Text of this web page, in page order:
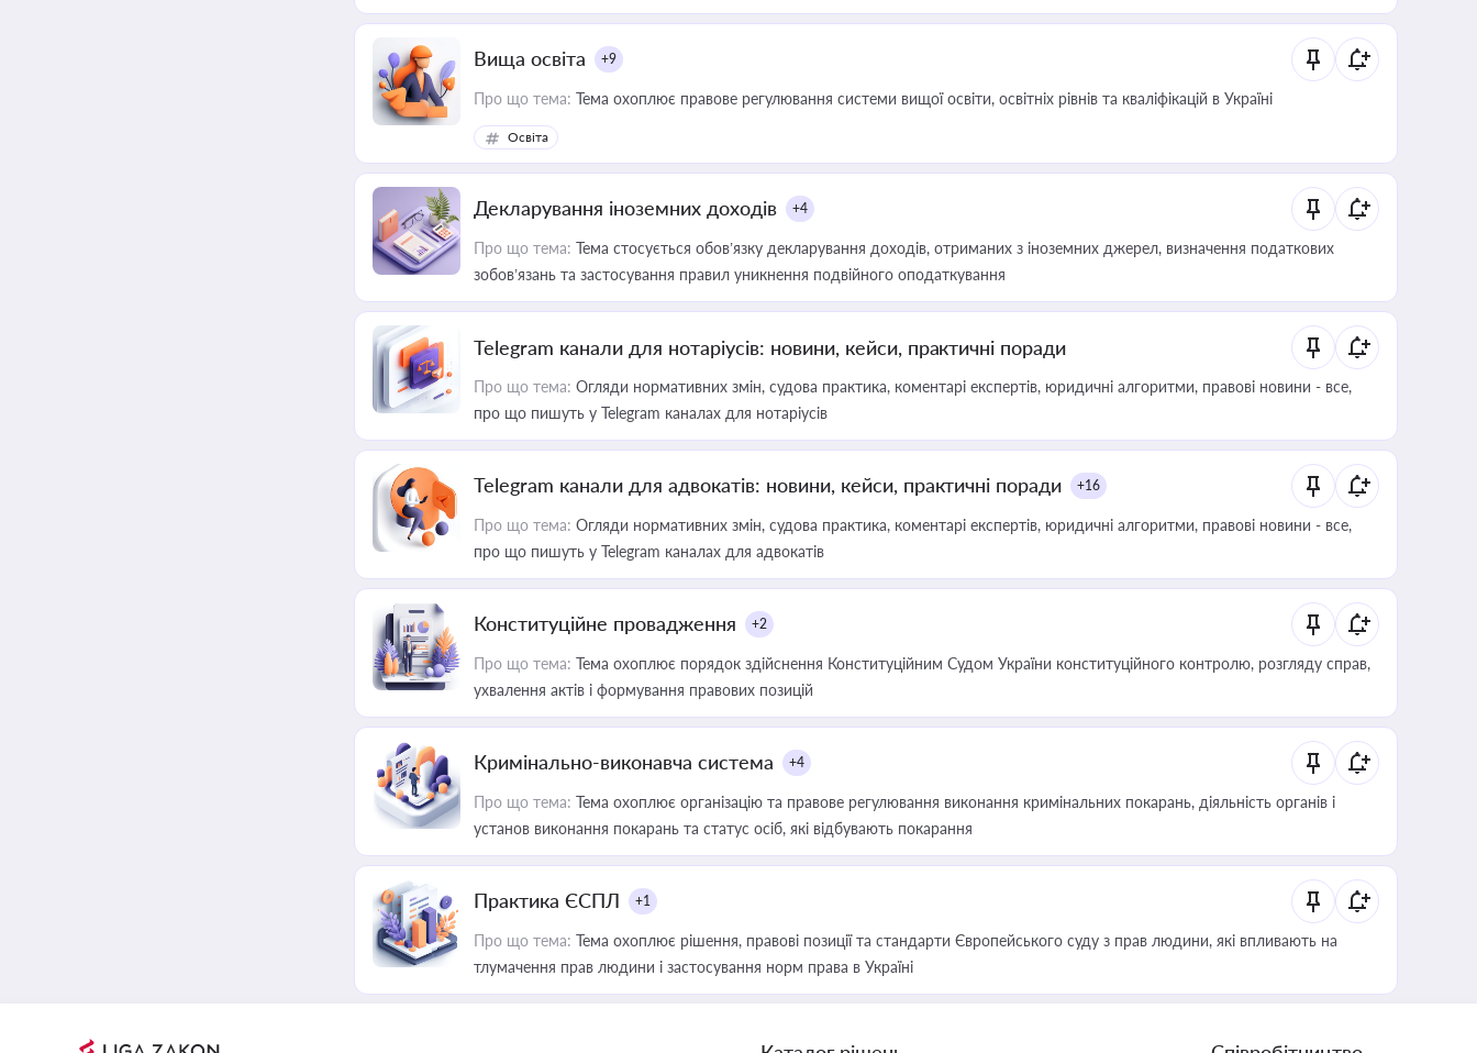
Вища освіта +9
Про що тема: Тема охоплює правове регулювання системи вищої освіти, освітніх рівнів та кваліфікацій в Україні
Освіта
Декларування іноземних доходів +4
Про що тема: Тема стосується обов’язку декларування доходів, отриманих з іноземних джерел, визначення податкових
зобов’язань та застосування правил уникнення подвійного оподаткування
Telegram канали для нотаріусів: новини, кейси, практичні поради
Про що тема: Огляди нормативних змін, судова практика, коментарі експертів, юридичні алгоритми, правові новини - все,
про що пишуть у Telegram каналах для нотаріусів
Telegram канали для адвокатів: новини, кейси, практичні поради +16
Про що тема: Огляди нормативних змін, судова практика, коментарі експертів, юридичні алгоритми, правові новини - все,
про що пишуть у Telegram каналах для адвокатів
Конституційне провадження +2
Про що тема: Тема охоплює порядок здійснення Конституційним Судом України конституційного контролю, розгляду справ,
ухвалення актів і формування правових позицій
Кримінально-виконавча система +4
Про що тема: Тема охоплює організацію та правове регулювання виконання кримінальних покарань, діяльність органів і
установ виконання покарань та статус осіб, які відбувають покарання
Практика ЄСПЛ +1
Про що тема: Тема охоплює рішення, правові позиції та стандарти Європейського суду з прав людини, які впливають на
тлумачення прав людини і застосування норм права в Україні